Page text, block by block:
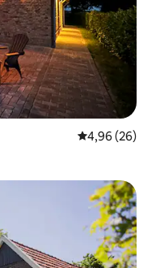
4,96 af 5 í
4,96 (26)